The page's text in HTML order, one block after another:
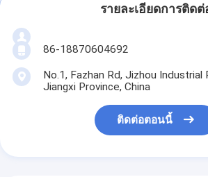
รายละเอียดการติดต่
86-18870604692
No.1, Fazhan Rd, Jizhou Industrial
Jiangxi Province, China
ติดต่อตอนนี้